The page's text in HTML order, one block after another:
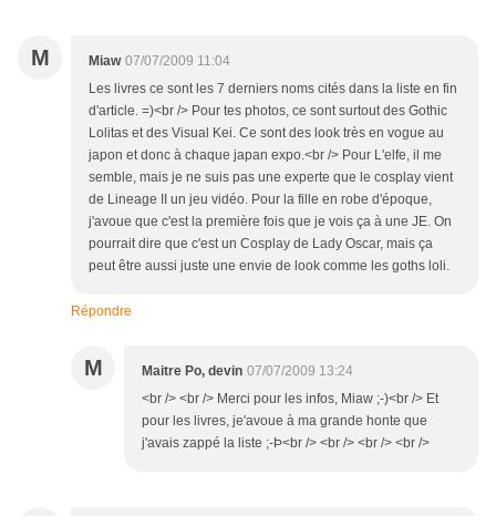
M Miaw 07/07/2009 11:04
Les livres ce sont les 7 derniers noms cités dans la liste en fin
d'article. =)<br /> Pour tes photos, ce sont surtout des Gothic
Lolitas et des Visual Kei. Ce sont des look très en vogue au
japon et donc à chaque japan expo.<br /> Pour L'elfe, il me
semble, mais je ne suis pas une experte que le cosplay vient
de Lineage II un jeu vidéo. Pour la fille en robe d'époque,
j'avoue que c'est la première fois que je vois ça à une JE. On
pourrait dire que c'est un Cosplay de Lady Oscar, mais ça
peut être aussi juste une envie de look comme les goths loli.
Répondre
M Maitre Po, devin 07/07/2009 13:24
<br /> <br /> Merci pour les infos, Miaw ;-)<br /> Et
pour les livres, je'avoue à ma grande honte que
j'avais zappé la liste ;-Þ<br /> <br /> <br /> <br />